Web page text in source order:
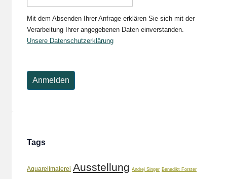
Mit dem Absenden Ihrer Anfrage erklären Sie sich mit der
Verarbeitung Ihrer angegebenen Daten einverstanden.
Unsere Datenschutzerklärung
Tags
Aquarellmalerei Ausstellung Andrej Singer Benedikt Forster